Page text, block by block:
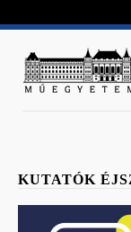
KUTATÓK